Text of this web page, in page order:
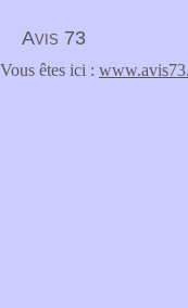
Avis 73
Vous êtes ici :